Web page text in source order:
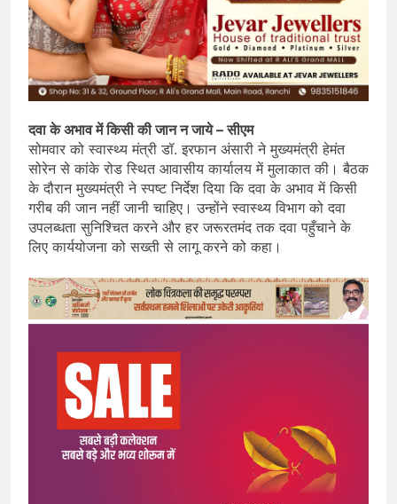
दवा के अभाव में किसी की जान न जाये – सीएम
सोमवार को स्वास्थ्य मंत्री डॉ. इरफान अंसारी ने मुख्यमंत्री हेमंत
सोरेन से कांके रोड स्थित आवासीय कार्यालय में मुलाकात की। बैठक
के दौरान मुख्यमंत्री ने स्पष्ट निर्देश दिया कि दवा के अभाव में किसी
गरीब की जान नहीं जानी चाहिए। उन्होंने स्वास्थ्य विभाग को दवा
उपलब्धता सुनिश्चित करने और हर जरूरतमंद तक दवा पहुँचाने के
लिए कार्ययोजना को सख्ती से लागू करने को कहा।